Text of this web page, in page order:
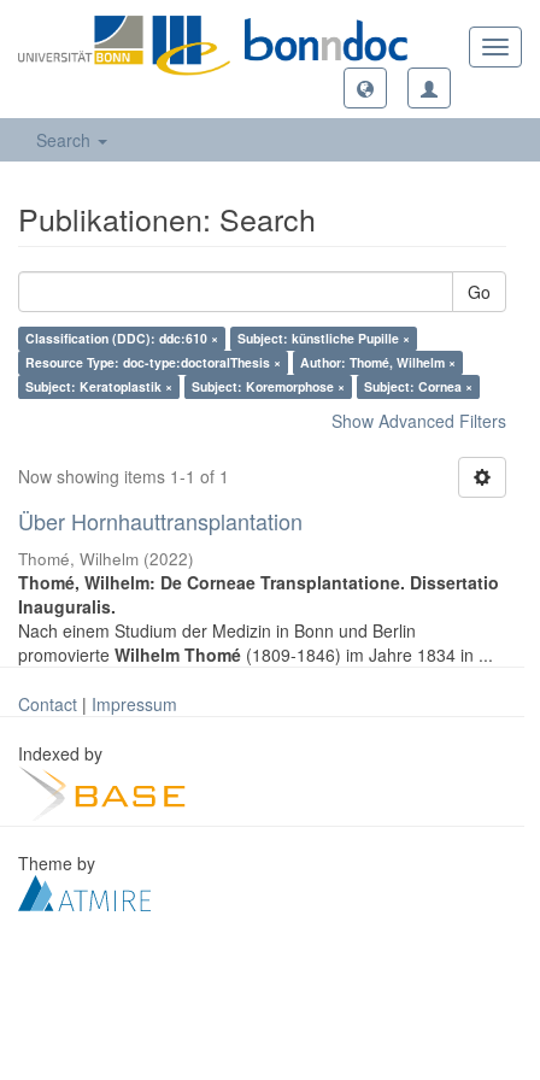
Search
Publikationen: Search
Go
Classification (DDC): ddc:610 ×
Subject: künstliche Pupille ×
Resource Type: doc-type:doctoralThesis ×
Author: Thomé, Wilhelm ×
Subject: Keratoplastik ×
Subject: Koremorphose × Subject: Cornea ×
Show Advanced Filters
Now showing items 1-1 of 1
Über Hornhauttransplantation
Thomé, Wilhelm (2022)
Thomé, Wilhelm: De Corneae Transplantatione. Dissertatio
Inauguralis.
Nach einem Studium der Medizin in Bonn und Berlin
promovierte Wilhelm Thomé (1809-1846) im Jahre 1834 in ...
Contact | Impressum
Indexed by
Theme by